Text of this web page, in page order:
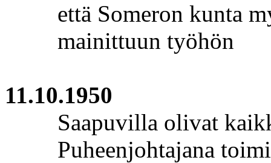
että Someron kunta
mainittuun työhön
11.10.1950
Saapuvilla olivat
Puheenjohtajana